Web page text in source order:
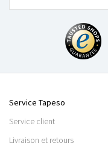
Service Tapeso
Service client
Livraison et retours